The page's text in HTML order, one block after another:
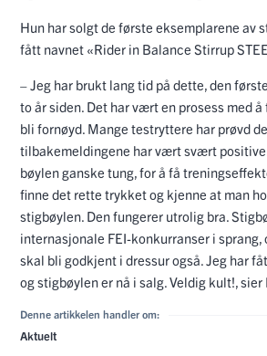
Hun har solgt de første eksemplarene av
fått navnet «Rider in Balance Stirrup
– Jeg har brukt lang tid på dette, den
to år siden. Det har vært en prosess med
bli fornøyd. Mange testryttere har prøvd
tilbakemeldingene har vært svært
bøylen ganske tung, for å få
finne det rette trykket og kjenne at man
stigbøylen. Den fungerer utrolig bra.
internasjonale FEI-konkurranser i sprang,
skal bli godkjent i dressur også. Jeg har
og stigbøylen er nå i salg. Veldig kult!,
Denne artikkelen handler om:
Aktuelt